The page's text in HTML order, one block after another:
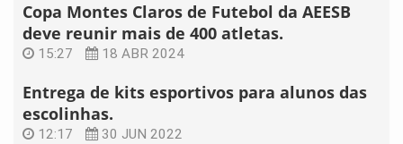
Copa Montes Claros de Futebol da AEESB
deve reunir mais de 400 atletas.
15:27 18 ABR 2024
Entrega de kits esportivos para alunos das
escolinhas.
12:17 30 JUN 2022